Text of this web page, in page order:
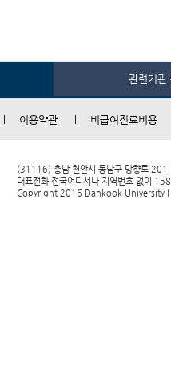
관련기관
이용약관 비급여진료비용
(31116) 충남 천안시 동남구 망향로 201
대표전화 전국어디서나 지역번호 없이
Copyright 2016 Dankook University